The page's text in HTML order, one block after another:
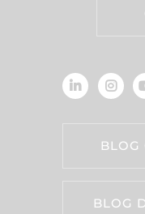
BLOG
BLOG